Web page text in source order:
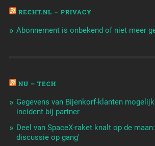
RECHT.NL – PRIVACY
Abonnement is onbekend of niet meer
NU – TECH
Gegevens van Bijenkorf-klanten
incident bij partner
Deel van SpaceX-raket knalt op de
discussie op gang'